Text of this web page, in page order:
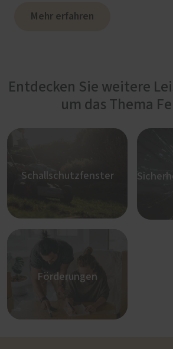
Mehr erfahren
Entdecken Sie weitere
um das Thema
Schallschutzfenster
Förderungen